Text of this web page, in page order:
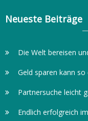
Neueste Beiträge
Die Welt bereisen
Geld sparen kann so
Partnersuche leicht
Endlich erfolgreich